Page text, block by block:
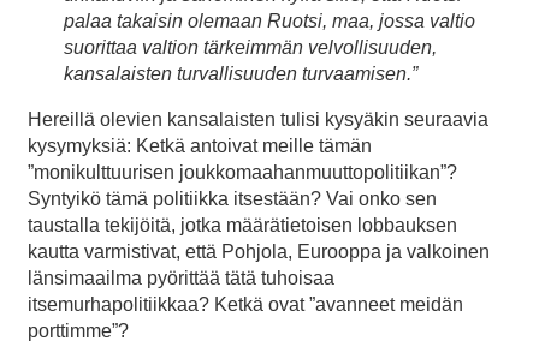
palaa takaisin olemaan Ruotsi, maa, jossa valtio
suorittaa valtion tärkeimmän velvollisuuden,
kansalaisten turvallisuuden turvaamisen.”
Hereillä olevien kansalaisten tulisi kysyäkin seuraavia
kysymyksiä: Ketkä antoivat meille tämän
”monikulttuurisen joukkomaahanmuuttopolitiikan”?
Syntyikö tämä politiikka itsestään? Vai onko sen
taustalla tekijöitä, jotka määrätietoisen lobbauksen
kautta varmistivat, että Pohjola, Eurooppa ja valkoinen
länsimaailma pyörittää tätä tuhoisaa
itsemurhapolitiikkaa? Ketkä ovat ”avanneet meidän
porttimme”?